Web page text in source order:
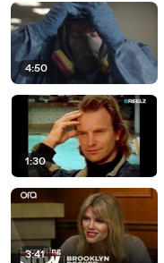
4:50
1:30
3:41